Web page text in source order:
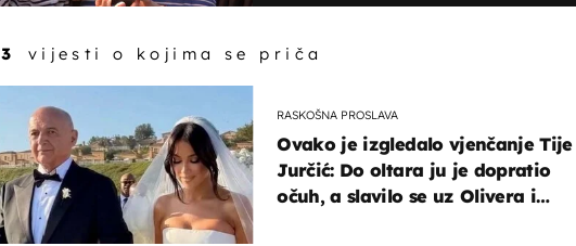
3 vijesti o kojima se priča
RASKOŠNA PROSLAVA
Ovako je izgledalo vjenčanje Tije
Jurčić: Do oltara ju je dopratio
očuh, a slavilo se uz Olivera i